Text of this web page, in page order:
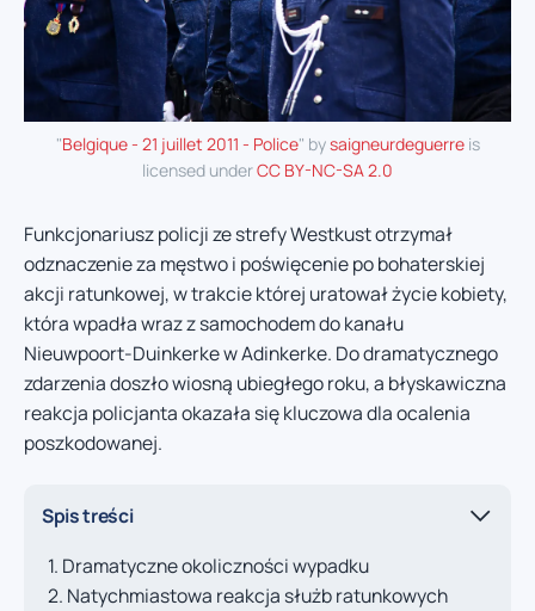
"Belgique - 21 juillet 2011 - Police" bysaigneurdeguerreis
licensed underCC BY-NC-SA 2.0
Funkcjonariusz policji ze strefy Westkust otrzymał
odznaczenie za męstwo i poświęcenie po bohaterskiej
akcji ratunkowej, w trakcie której uratował życie kobiety,
która wpadła wraz z samochodem do kanału
Nieuwpoort-Duinkerke w Adinkerke. Do dramatycznego
zdarzenia doszło wiosną ubiegłego roku, a błyskawiczna
reakcja policjanta okazała się kluczowa dla ocalenia
poszkodowanej.
Spis treści
Dramatyczne okoliczności wypadku
Natychmiastowa reakcja służb ratunkowych